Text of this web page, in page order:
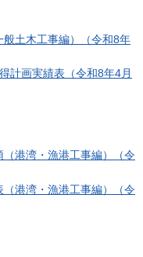
般土木工事編）（令和8年
計画実績表（令和8年4月
（港湾・漁港工事編）（令
（港湾・漁港工事編）（令